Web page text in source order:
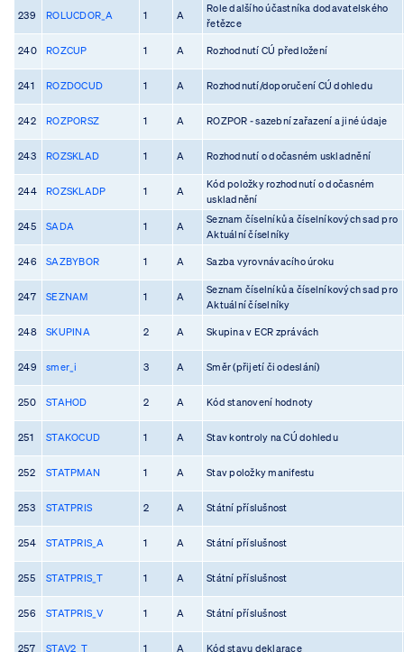
239 ROLUCDOR_A 1 A
Role dalšího účastníka dodavatelského
řetězce
240 ROZCUP 1 A Rozhodnutí CÚ předložení
241 ROZDOCUD 1 A Rozhodnutí/doporučení CÚ dohledu
242 ROZPORSZ 1 A ROZPOR - sazební zařazení a jiné údaje
243 ROZSKLAD 1 A Rozhodnutí o dočasném uskladnění
244 ROZSKLADP 1 A
Kód položky rozhodnutí o dočasném
uskladnění
245 SADA 1 A
Seznam číselníků a číselníkových sad pro
Aktuální číselníky
246 SAZBYBOR 1 A Sazba vyrovnávacího úroku
247 SEZNAM 1 A
Seznam číselníků a číselníkových sad pro
Aktuální číselníky
248 SKUPINA 2 A Skupina v ECR zprávách
249 smer_i 3 A Směr (přijetí či odeslání)
250 STAHOD 2 A Kód stanovení hodnoty
251 STAKOCUD 1 A Stav kontroly na CÚ dohledu
252 STATPMAN 1 A Stav položky manifestu
253 STATPRIS 2 A Státní příslušnost
254 STATPRIS_A 1 A Státní příslušnost
255 STATPRIS_T 1 A Státní příslušnost
256 STATPRIS_V 1 A Státní příslušnost
257 STAV2_T 1 A Kód stavu deklarace